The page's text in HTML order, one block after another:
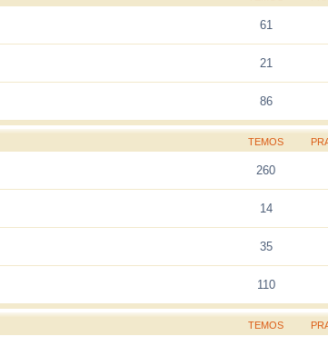
61
21
86
TEMOS
260
14
35
110
TEMOS